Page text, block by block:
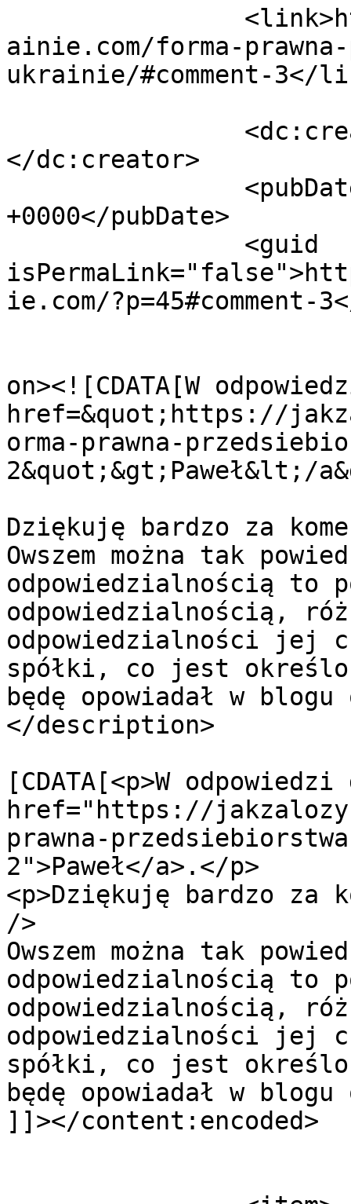
ainie.com/forma-
ukrainie/#comment-3</
</dc:creator>
+0000</pubDate>
ie.com/?p=45#comment-
on><![CDATA[W
href=&quot;https://
orma-prawna-
2&quot;&gt;Paweł&lt;/
Dziękuję bardzo za
Owszem można tak
odpowiedzialnością to
odpowiedzialnością,
odpowiedzialności jej
spółki, co jest
będę opowiadał w
</description>
[CDATA[<p>W
href="https://
prawna-
2">Paweł</a>.</p>
<p>Dziękuję bardzo za
/>
Owszem można tak
odpowiedzialnością to
odpowiedzialnością,
odpowiedzialności jej
spółki, co jest
będę opowiadał w
]]></content:encoded>